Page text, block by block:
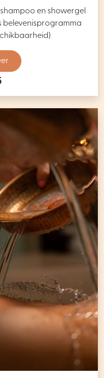
en showergel
belevenisprogramma